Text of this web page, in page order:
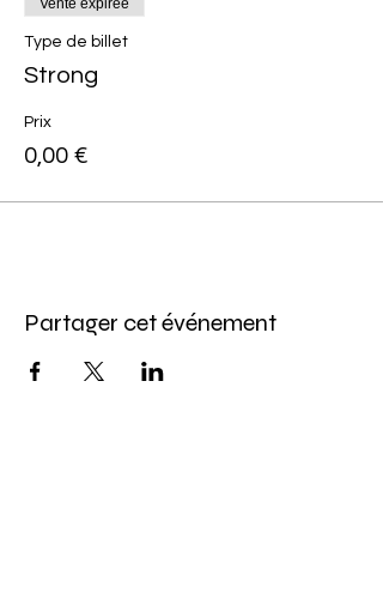
Vente expirée
Type de billet
Strong
Prix
0,00 €
Partager cet événement